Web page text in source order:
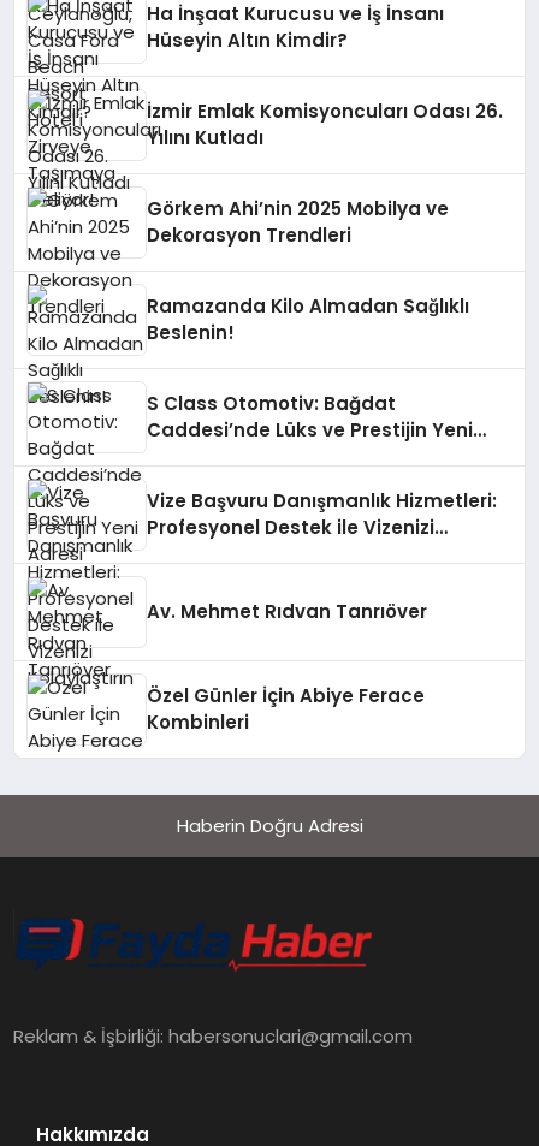
Ha İnşaat Kurucusu ve İş İnsanı
Hüseyin Altın Kimdir?
İzmir Emlak Komisyoncuları Odası 26.
Yılını Kutladı
Görkem Ahi’nin 2025 Mobilya ve
Dekorasyon Trendleri
Ramazanda Kilo Almadan Sağlıklı
Beslenin!
S Class Otomotiv: Bağdat
Caddesi’nde Lüks ve Prestijin Yeni
Vize Başvuru Danışmanlık Hizmetleri:
Profesyonel Destek ile Vizenizi
Av. Mehmet Rıdvan Tanrıöver
Özel Günler İçin Abiye Ferace
Kombinleri
Haberin Doğru Adresi
Reklam & İşbirliği:habersonuclari@gmail.com
Hakkımızda